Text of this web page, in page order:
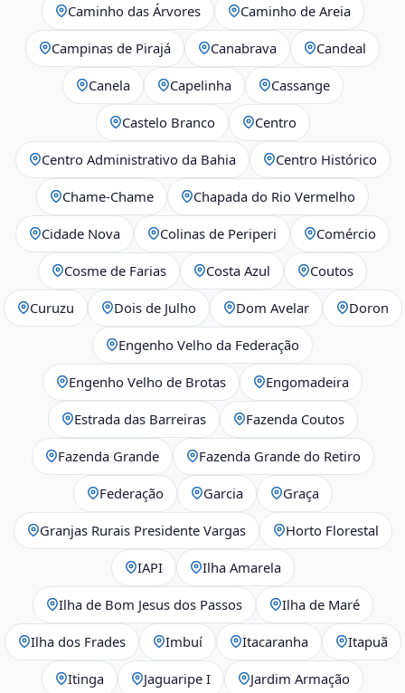
Caminho das Árvores Caminho de Areia
Campinas de Pirajá Canabrava Candeal
Canela Capelinha Cassange
Castelo Branco Centro
Centro Administrativo da Bahia Centro Histórico
Chame-Chame Chapada do Rio Vermelho
Cidade Nova Colinas de Periperi Comércio
Cosme de Farias Costa Azul Coutos
Curuzu Dois de Julho Dom Avelar Doron
Engenho Velho da Federação
Engenho Velho de Brotas Engomadeira
Estrada das Barreiras Fazenda Coutos
Fazenda Grande Fazenda Grande do Retiro
Federação Garcia Graça
Granjas Rurais Presidente Vargas Horto Florestal
IAPI Ilha Amarela
Ilha de Bom Jesus dos Passos Ilha de Maré
Ilha dos Frades Imbuí Itacaranha Itapuã
Itinga Jaguaripe I Jardim Armação